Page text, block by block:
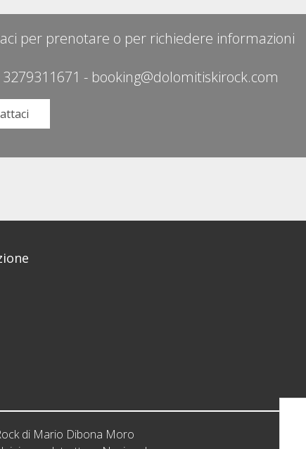
per prenotare o per richiedere informazioni
- booking@dolomitiskirock.com
di Mario Dibona Moro